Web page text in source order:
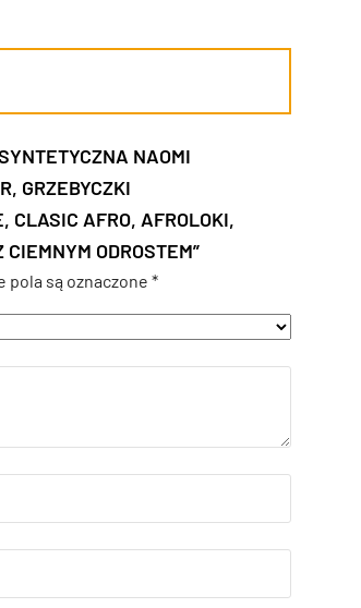
NAOMI
GRZEBYCZKI
CLASIC AFRO, AFROLOKI,
ODROSTEM”
pola są oznaczone *